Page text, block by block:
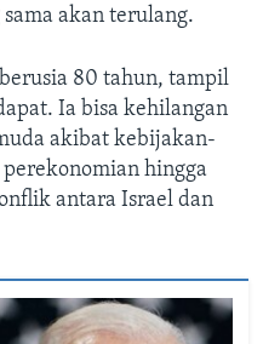
akan terulang.
80 tahun, tampil
Ia bisa kehilangan
akibat kebijakan-
hingga
antara Israel dan